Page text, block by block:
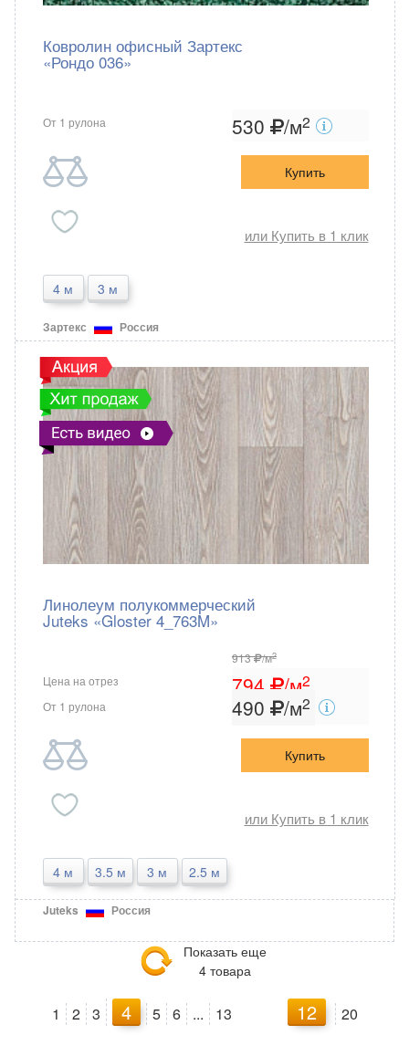
Ковролин офисный Зартекс
«Рондо 036»
От 1 рулона 530 /м2
Купить
или Купить в 1 клик
4 м 3 м
Зартекс Россия
Линолеум полукоммерческий
Juteks «Gloster 4_763M»
Цена на отрез
От 1 рулона
913 /м2
794 /м2
490 /м2
Купить
или Купить в 1 клик
4 м 3.5 м 3 м 2.5 м
Juteks Россия
Показать еще
4 товара
1 2 3 4 5 6 ... 13 12 20